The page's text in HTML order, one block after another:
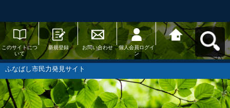
このサイトにつ
いて
新規登録 お問い合わせ
個人会員ログイ
ン
ふなばし市民力
発見サイトへ戻
る
ふなばし市民力発見サイト